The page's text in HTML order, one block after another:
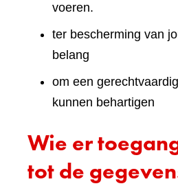
voeren.
ter bescherming van
belang
om een
kunnen behartigen
Wie er
tot de